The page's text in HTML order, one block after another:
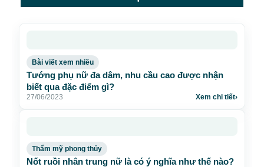
Bài viết xem nhiều
Tướng phụ nữ đa dâm, nhu cầu cao được nhận
biết qua đặc điểm gì?
27/06/2023 Xem chi tiết›
Thẩm mỹ phong thủy
Nốt ruồi nhân trung nữ là có ý nghĩa như thế nào?